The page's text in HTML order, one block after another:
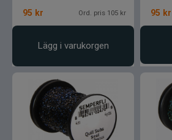
95 kr Ord. pris 105 kr
Lägg i varukorgen
95 kr